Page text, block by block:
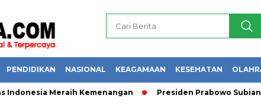
PENDIDIKAN NASIONAL KEAGAMAAN KESEHATAN
Meraih Kemenangan Presiden Prabowo Subianto